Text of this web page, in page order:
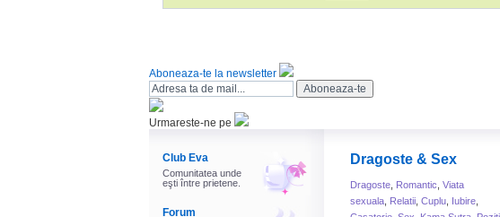
Aboneaza-te la newsletter
Urmareste-ne pe
Club Eva
Comunitatea unde
eşti între prietene.
Forum
Dragoste & Sex
Dragoste Romantic Viata
sexuala Relatii Cuplu Iubire